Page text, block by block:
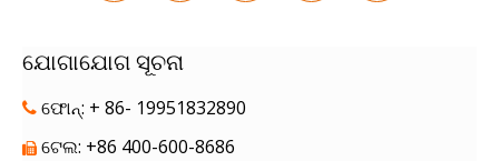
ଯୋଗାଯୋଗ ସୂଚନା
 ଫୋନ୍: + 86- 19951832890
 ଟେଲ: +86 400-600-8686